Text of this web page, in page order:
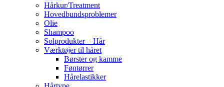
Hårkur/Treatment
Hovedbundsproblemer
Olie
Shampoo
Solprodukter – Hår
Værktøjer til håret
Børster og kamme
Føntørrer
Hårelastikker